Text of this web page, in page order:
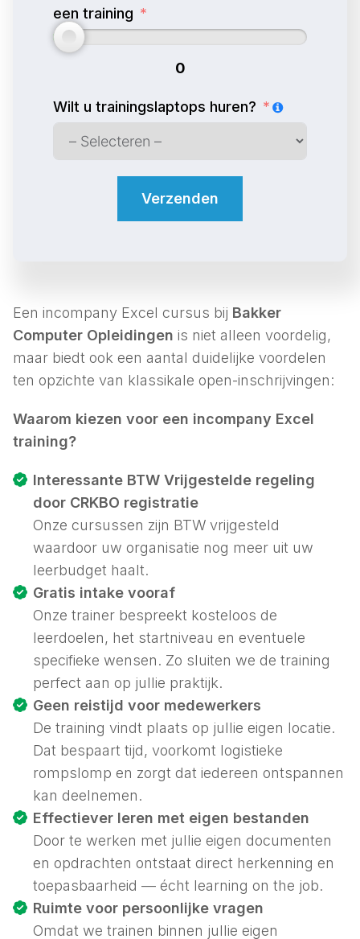
een training
0
Wilt u trainingslaptops huren?
Verzenden
Een incompany Excel cursus bij Bakker
Computer Opleidingen is niet alleen voordelig,
maar biedt ook een aantal duidelijke voordelen
ten opzichte van klassikale open-inschrijvingen:
Waarom kiezen voor een incompany Excel
training?
Interessante BTW Vrijgestelde regeling
door CRKBO registratie
Onze cursussen zijn BTW vrijgesteld
waardoor uw organisatie nog meer uit uw
leerbudget haalt.
Gratis intake vooraf
Onze trainer bespreekt kosteloos de
leerdoelen, het startniveau en eventuele
specifieke wensen. Zo sluiten we de training
perfect aan op jullie praktijk.
Geen reistijd voor medewerkers
De training vindt plaats op jullie eigen locatie.
Dat bespaart tijd, voorkomt logistieke
rompslomp en zorgt dat iedereen ontspannen
kan deelnemen.
Effectiever leren met eigen bestanden
Door te werken met jullie eigen documenten
en opdrachten ontstaat direct herkenning en
toepasbaarheid — écht learning on the job.
Ruimte voor persoonlijke vragen
Omdat we trainen binnen jullie eigen